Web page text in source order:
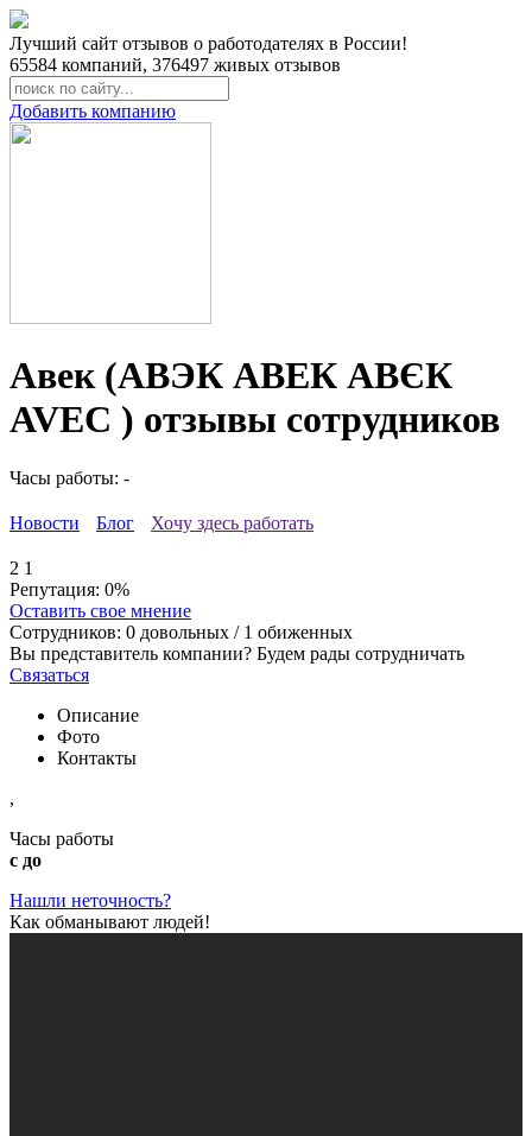
Лучший сайт отзывов о работодателях в России!
65584 компаний, 376497 живых отзывов
Добавить компанию
Авек (АВЭК АВЕК АВЄК
AVEC ) отзывы сотрудников
Часы работы: -
Новости Блог Хочу здесь работать
2 1
Репутация: 0%
Оставить свое мнение
Сотрудников: 0 довольных / 1 обиженных
Вы представитель компании? Будем рады сотрудничать
Связаться
Описание
Фото
Контакты
,
Часы работы
с до
Нашли неточность?
Как обманывают людей!